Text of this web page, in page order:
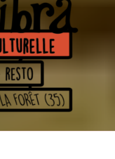
LA